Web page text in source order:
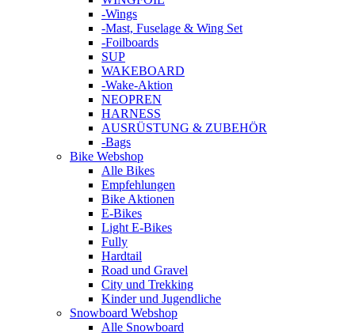
-Wings
-Mast, Fuselage & Wing Set
-Foilboards
SUP
WAKEBOARD
-Wake-Aktion
NEOPREN
HARNESS
AUSRÜSTUNG & ZUBEHÖR
-Bags
Bike Webshop
Alle Bikes
Empfehlungen
Bike Aktionen
E-Bikes
Light E-Bikes
Fully
Hardtail
Road und Gravel
City und Trekking
Kinder und Jugendliche
Snowboard Webshop
Alle Snowboard